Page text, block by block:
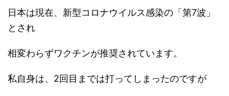
日本は現在、新型コロナウイルス感染の「第7波」
とされ
相変わらずワクチンが推奨されています。
私自身は、2回目までは打ってしまったのですが